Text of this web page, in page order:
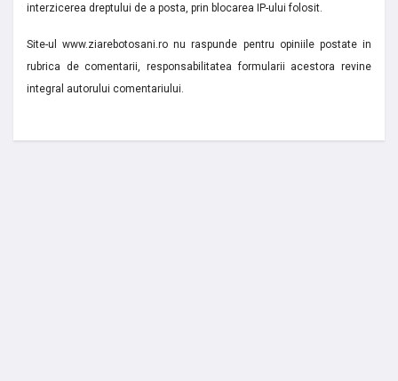
interzicerea dreptului de a posta, prin blocarea IP-ului folosit.
Site-ul www.ziarebotosani.ro nu raspunde pentru opiniile postate in
rubrica de comentarii, responsabilitatea formularii acestora revine
integral autorului comentariului.